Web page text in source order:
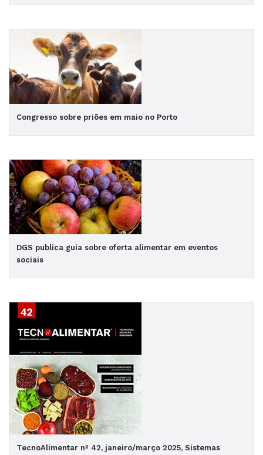
Congresso sobre priões em maio no Porto
DGS publica guia sobre oferta alimentar em eventos
sociais
TecnoAlimentar nº 42, janeiro/março 2025, Sistemas